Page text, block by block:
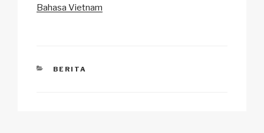
Bahasa Vietnam
CATEGORIES
BERITA